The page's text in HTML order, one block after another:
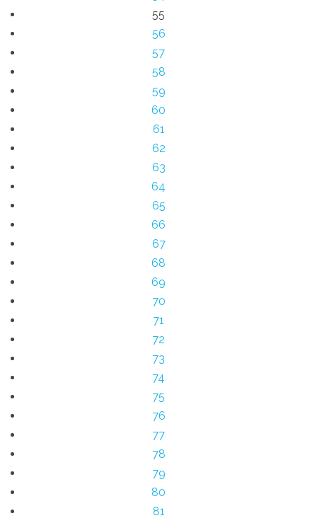
55
56
57
58
59
60
61
62
63
64
65
66
67
68
69
70
71
72
73
74
75
76
77
78
79
80
81